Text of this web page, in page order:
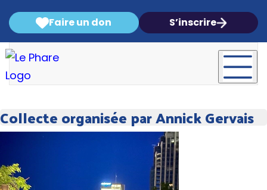
Faire un don S’inscrire
Collecte organisée par Annick Gervais